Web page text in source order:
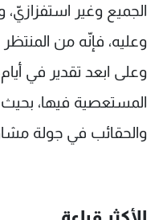
الجميع وغير استفزازيّ،
وعليه، فإنّه من
وعلى ابعد تقدير في
المستعصية فيها،
والحقائب في جولة